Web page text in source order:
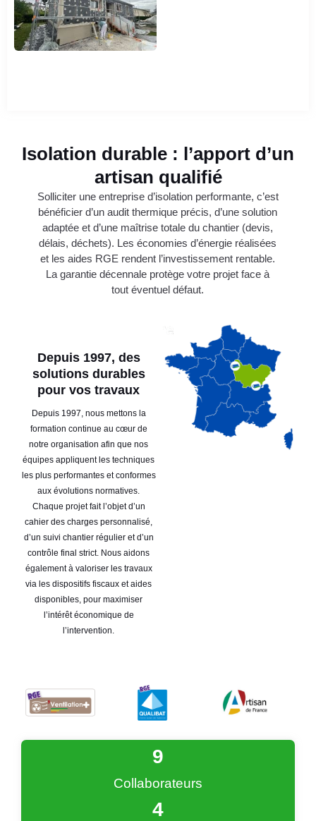
Isolation durable : l’apport d’un
artisan qualifié
Solliciter une entreprise d’isolation performante, c’est
bénéficier d’un audit thermique précis, d’une solution
adaptée et d’une maîtrise totale du chantier (devis,
délais, déchets). Les économies d’énergie réalisées
et les aides RGE rendent l’investissement rentable.
La garantie décennale protège votre projet face à
tout éventuel défaut.
Depuis 1997, des
solutions durables
pour vos travaux
Depuis 1997, nous mettons la
formation continue au cœur de
notre organisation afin que nos
équipes appliquent les techniques
les plus performantes et conformes
aux évolutions normatives.
Chaque projet fait l’objet d’un
cahier des charges personnalisé,
d’un suivi chantier régulier et d’un
contrôle final strict. Nous aidons
également à valoriser les travaux
via les dispositifs fiscaux et aides
disponibles, pour maximiser
l’intérêt économique de
l’intervention.
Collaborateurs
9
4